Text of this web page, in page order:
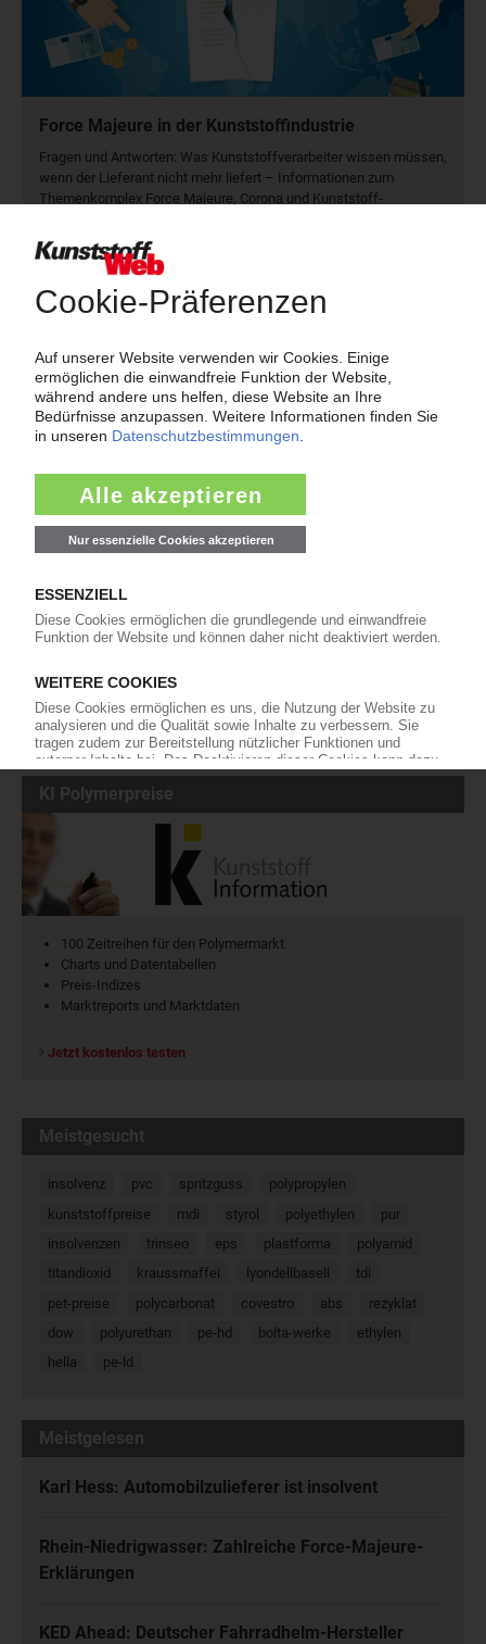
Force Majeure in der Kunststoffindustrie
Fragen und Antworten: Was Kunst­stoff­verarbeiter wissen müssen,
wenn der Lieferant nicht mehr liefert – Informationen zum
Themenkomplex Force Majeure, Corona und Kunststoff-
Jetzt lesen
Die wichtigsten Nachrichten und Neuigkeiten aus der
Kunststoffbranche – jeden Tag brandaktuell!
Ich habe die Datenschutzbestimmungen zur Kenntnis genommen
Jetzt kostenfrei abonnieren
KI Polymerpreise
100 Zeitreihen für den Polymermarkt
Charts und Datentabellen
Preis-Indizes
Marktreports und Marktdaten
Jetzt kostenlos testen
Meistgesucht
insolvenz pvc spritzguss
polypropylen
kunststoffpreise
mdi styrol polyethylen
pur
insolvenzen
trinseo eps plastforma
polyamid
titandioxid
kraussmaffei lyondellbasell
tdi
pet-preise
polycarbonat covestro abs
rezyklat
dow
polyurethan pe-hd bolta-werke
ethylen
hella
pe-ld
Meistgelesen
Karl Hess: Automobilzulieferer ist insolvent
Rhein-Niedrigwasser: Zahlreiche Force-Majeure-
Erklärungen
KED Ahead: Deutscher Fahrradhelm-Hersteller